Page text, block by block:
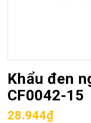
Khẩu đen
CF0042-15
28.944₫